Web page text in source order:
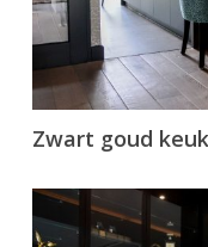
Zwart goud